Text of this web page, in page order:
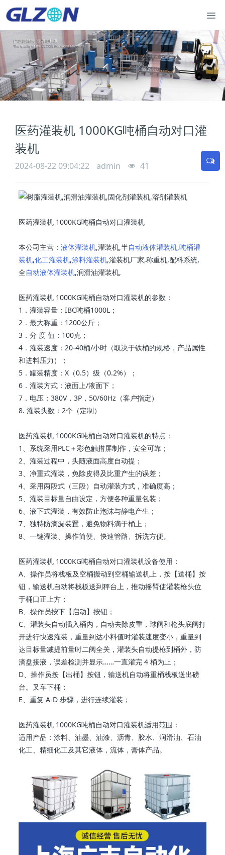
医药灌装机 1000KG吨桶自动对口灌
装机
2024-08-22 09:04:22 admin 41
医药灌装机 1000KG吨桶自动对口灌装机
本公司主营：液体灌装机,灌装机,半自动液体灌装机,吨桶灌
装机,化工灌装机,涂料灌装机,灌装机厂家,称重机,配料系统,
全自动液体灌装机,润滑油灌装机,
医药灌装机 1000KG吨桶自动对口灌装机的参数：
1．灌装容量：IBC吨桶1000L；
2．最大称重：1200公斤；
3．分 度 值：100克；
4．灌装速度：20-40桶/小时（取决于铁桶的规格，产品属性
和进料压力）；
5．罐装精度：X（0.5）级（0.2%）；
6．灌装方式：液面上/液面下；
7．电压：380V，3P，50/60Hz（客户指定）
8. 灌装头数：2个（定制）
医药灌装机 1000KG吨桶自动对口灌装机的特点：
1、系统采用PLC＋彩色触措屏制作，安全可靠；
2、灌装过程中，头随液面高度自动提；
3、净重式灌装，免除皮得及比重产生的误差；
4、采用两段式（三段）自动灌装方式，准确度高；
5、灌装目标量自由设定，方便各种重量包装；
6、液下式灌装，有效防止泡沫与静电产生；
7、独特防滴漏装置，避免物料滴于桶上；
8、一键灌装、操作简便、快速管路、拆洗方便。
医药灌装机 1000KG吨桶自动对口灌装机设备使用：
A、操作员将栈板及空桶搬动到空桶输送机上，按【送桶】按
钮，输送机自动将栈板送到秤台上，推动摇臂使灌装枪头位
于桶口正上方；
B、操作员按下【启动】按钮；
C、灌装头自动插入桶内，自动去除皮重，球阀和枪头底阀打
开进行快速灌装，重量到达小料值时灌装速度变小，重量到
达目标量减提前量时二阀全关，灌装头自动提枪到桶外，防
滴盘接液，误差检测并显示……一直灌完 4 桶为止；
D、操作员按【出桶】按钮，输送机自动将重桶栈板送出磅
台。叉车下桶；
E、重复 A-D 步骤，进行连续灌装；
医药灌装机 1000KG吨桶自动对口灌装机适用范围：
适用产品：涂料、油墨、油漆、沥青、胶水、润滑油、石油
化工、精细化工及其它液体，流体，膏体产品。